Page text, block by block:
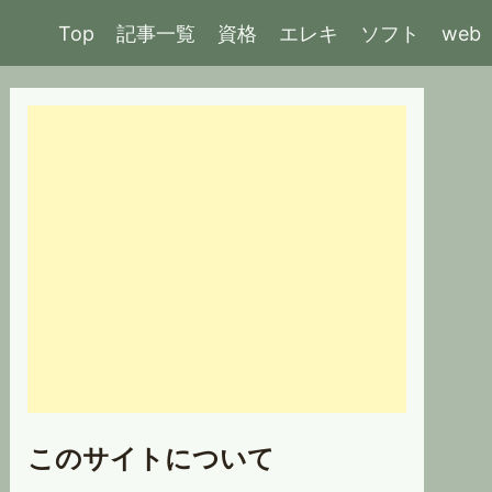
Top 記事一覧 資格 エレキ ソフト web
このサイトについて